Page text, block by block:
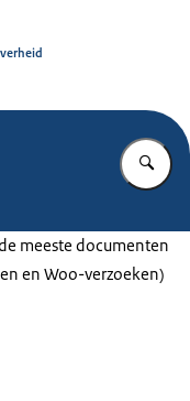
meeste documenten
en Woo-verzoeken)